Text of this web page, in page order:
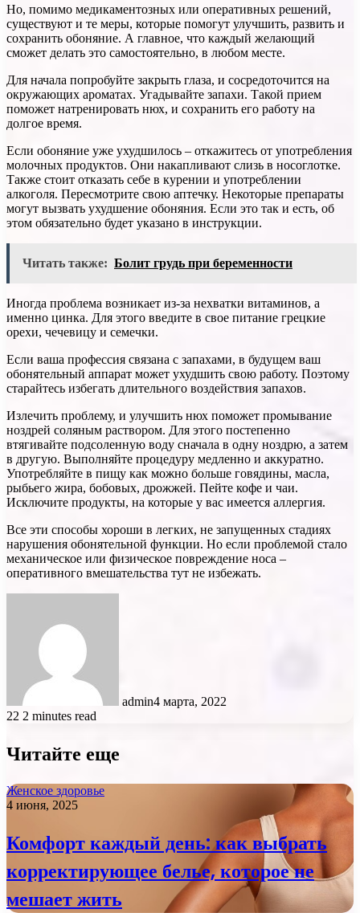
Но, помимо медикаментозных или оперативных решений,
существуют и те меры, которые помогут улучшить, развить и
сохранить обоняние. А главное, что каждый желающий
сможет делать это самостоятельно, в любом месте.
Для начала попробуйте закрыть глаза, и сосредоточится на
окружающих ароматах. Угадывайте запахи. Такой прием
поможет натренировать нюх, и сохранить его работу на
долгое время.
Если обоняние уже ухудшилось – откажитесь от употребления
молочных продуктов. Они накапливают слизь в носоглотке.
Также стоит отказать себе в курении и употреблении
алкоголя. Пересмотрите свою аптечку. Некоторые препараты
могут вызвать ухудшение обоняния. Если это так и есть, об
этом обязательно будет указано в инструкции.
Читать также: Болит грудь при беременности
Иногда проблема возникает из-за нехватки витаминов, а
именно цинка. Для этого введите в свое питание грецкие
орехи, чечевицу и семечки.
Если ваша профессия связана с запахами, в будущем ваш
обонятельный аппарат может ухудшить свою работу. Поэтому
старайтесь избегать длительного воздействия запахов.
Излечить проблему, и улучшить нюх поможет промывание
ноздрей соляным раствором. Для этого постепенно
втягивайте подсоленную воду сначала в одну ноздрю, а затем
в другую. Выполняйте процедуру медленно и аккуратно.
Употребляйте в пищу как можно больше говядины, масла,
рыбьего жира, бобовых, дрожжей. Пейте кофе и чаи.
Исключите продукты, на которые у вас имеется аллергия.
Все эти способы хороши в легких, не запущенных стадиях
нарушения обонятельной функции. Но если проблемой стало
механическое или физическое повреждение носа –
оперативного вмешательства тут не избежать.
admin4 марта, 2022
22 2 minutes read
Читайте еще
Женское здоровье
4 июня, 2025
Комфорт каждый день: как выбрать
корректирующее белье, которое не
мешает жить